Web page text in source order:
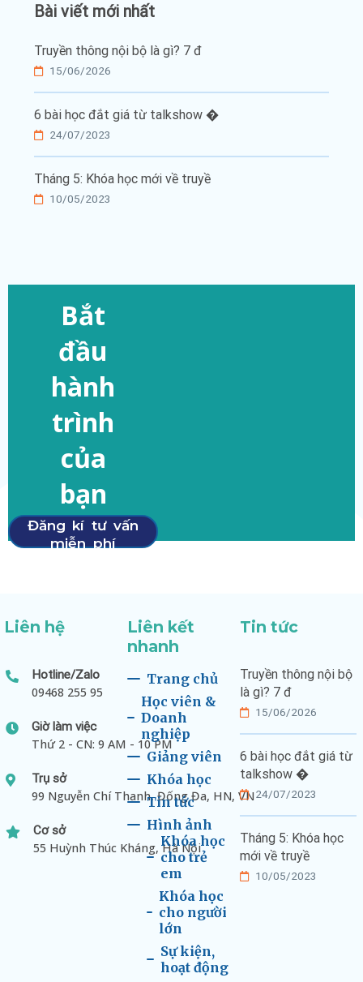
Bài viết mới nhất
Truyền thông nội bộ là gì? 7 đ
15/06/2026
6 bài học đắt giá từ talkshow �
24/07/2023
Tháng 5: Khóa học mới về truyề
10/05/2023
Bắt
đầu
hành
trình
của
bạn
Đăng kí tư vấn
miễn phí
Liên hệ
Hotline/Zalo
09468 255 95
Giờ làm việc
Thứ 2 - CN: 9 AM - 10 PM
Trụ sở
99 Nguyễn Chí Thanh, Đống Đa, HN, VN
Cơ sở
55 Huỳnh Thúc Kháng, Hà Nội
Liên kết
nhanh
Trang chủ
Học viên &
Doanh
nghiệp
Giảng viên
Khóa học
Tin tức
Hình ảnh
Khóa học
cho trẻ
em
Khóa học
cho người
lớn
Sự kiện,
hoạt động
Tin tức
Truyền thông nội bộ
là gì? 7 đ
15/06/2026
6 bài học đắt giá từ
talkshow �
24/07/2023
Tháng 5: Khóa học
mới về truyề
10/05/2023